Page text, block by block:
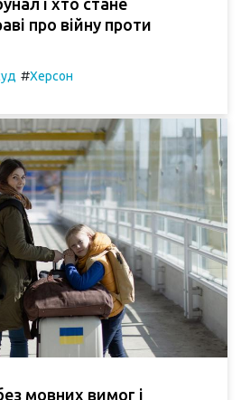
про війну проти
#Херсон
мовних вимог і